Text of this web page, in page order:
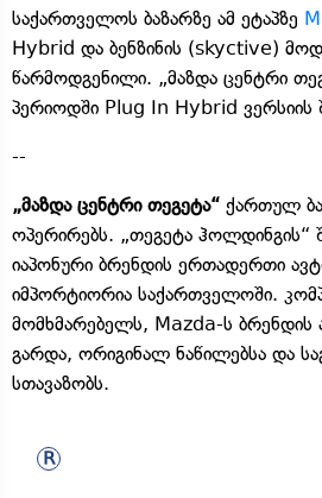
საქართველოს ბაზარზე ამ ეტაპზე
Hybrid და ბენზინის (skyctive)
წარმოდგენილი. „მაზდა ცენტრი
პერიოდში Plug In Hybrid ვერსიის
--
„მაზდა ცენტრი თეგეტა“ ქართულ
ოპერირებს. „თეგეტა ჰოლდინგის“
იაპონური ბრენდის ერთადერთი
იმპორტიორია საქართველოში.
მომხმარებელს, Mazda-ს ბრენდის
გარდა, ორიგინალ ნაწილებსა და
სთავაზობს.